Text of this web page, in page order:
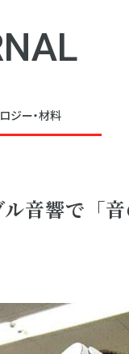
ジー・材料
音響で「